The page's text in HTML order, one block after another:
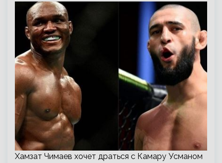
Хамзат Чимаев хочет драться с Камару Усманом